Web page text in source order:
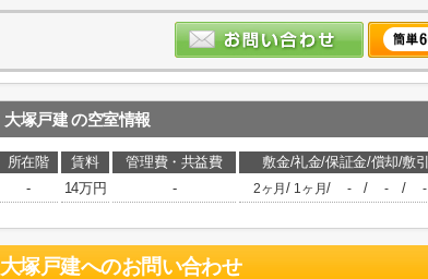
大塚戸建 の空室情報
所在階 賃料 管理費・共益費 敷金/礼金/保証金/償却/敷引
-
14万円 - 2ヶ月/ 1ヶ月/ - / - / -
大塚戸建へのお問い合わせ